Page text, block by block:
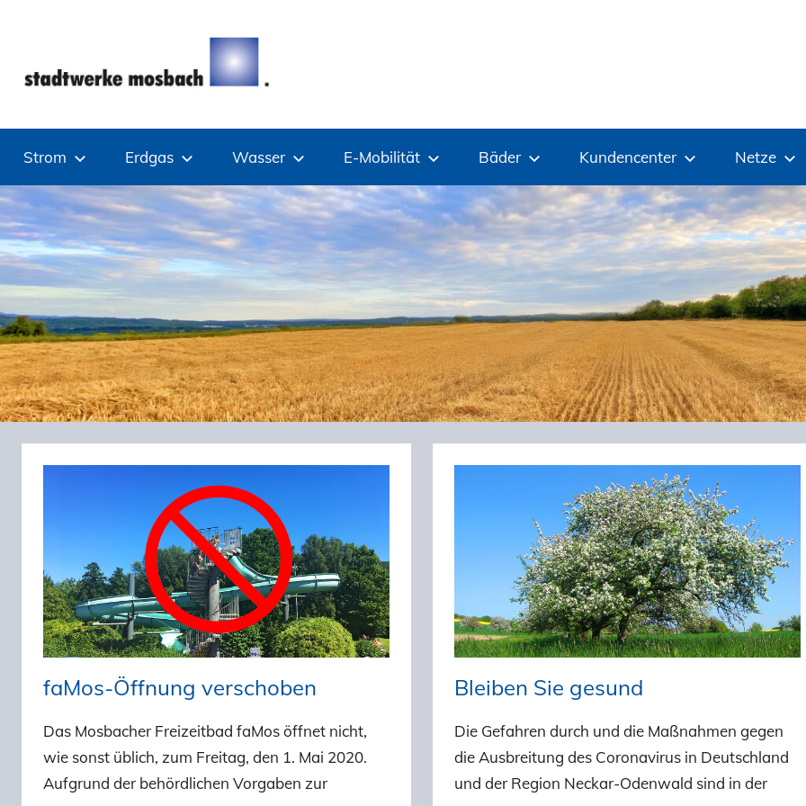
springen
Stadtwerke
Mosbach
Strom Erdgas Wasser E-Mobilität Bäder Kundencenter Netze
faMos-Öffnung verschoben
Das Mosbacher Freizeitbad faMos öffnet nicht,
wie sonst üblich, zum Freitag, den 1. Mai 2020.
Aufgrund der behördlichen Vorgaben zur
Bleiben Sie gesund
Die Gefahren durch und die Maßnahmen gegen
die Ausbreitung des Coronavirus in Deutschland
und der Region Neckar-Odenwald sind in der